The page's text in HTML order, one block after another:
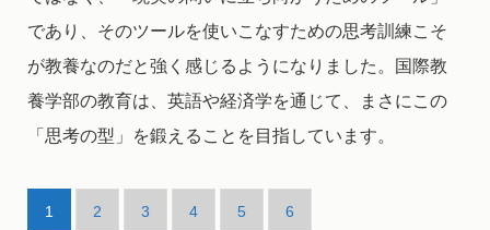
であり、そのツールを使いこなすための思考訓練こそ
が教養なのだと強く感じるようになりました。国際教
養学部の教育は、英語や経済学を通じて、まさにこの
「思考の型」を鍛えることを目指しています。
1 2 3 4 5 6